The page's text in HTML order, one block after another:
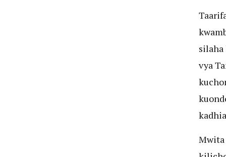
vya
Mwita